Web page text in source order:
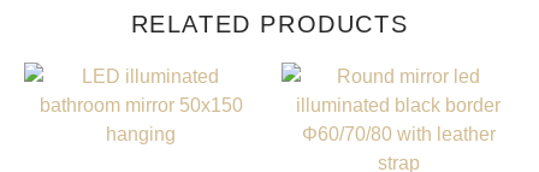
RELATED PRODUCTS